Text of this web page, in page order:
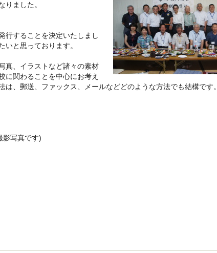
りました。
行することを決定いたしまし
と思っております。
真、イラストなど諸々の素材
に関わることを中心にお考え
、郵送、ファックス、メールなどどのような方法でも結構です。
影写真です)